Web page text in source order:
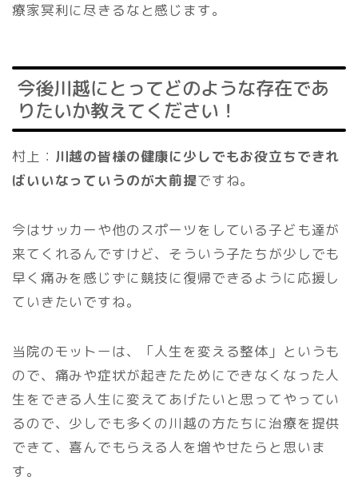
療家冥利に尽きるなと感じます。
今後川越にとってどのような存在であ
りたいか教えてください！
村上： 川越の皆様の健康に少しでもお役立ちできれ
ばいいなっていうのが大前提ですね。
今はサッカーや他のスポーツをしている子ども達が
来てくれるんですけど、そういう子たちが少しでも
早く痛みを感じずに競技に復帰できるように応援し
ていきたいですね。
当院のモットーは、「人生を変える整体」というも
ので、痛みや症状が起きたためにできなくなった人
生をできる人生に変えてあげたいと思ってやってい
るので、少しでも多くの川越の方たちに治療を提供
できて、喜んでもらえる人を増やせたらと思いま
す。